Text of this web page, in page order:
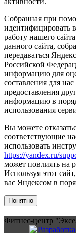
Собранная при
идентифицировать
работу нашего
данного сайта,
передаваться
Российской
информацию для
составления для
предоставления
информацию в
использования
Вы можете
соответствующие
использовать
https://yandex.ru/
может повлиять на
Используя этот
вас Яндексом в
Понятно
Фитнес-центр